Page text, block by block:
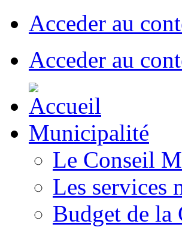
Acceder au
Acceder au
Municipalité
Le Conseil
Les services
Budget de la